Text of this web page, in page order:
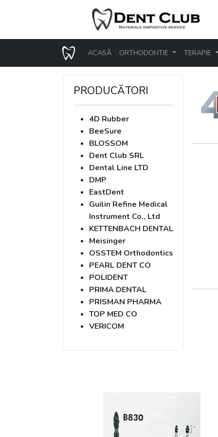
ACASĂ ORTHODONTIE TERAPIE
PRODUCĂTORI
4D Rubber
BeeSure
BLOSSOM
Dent Club SRL
Dental Line LTD
DMP
EastDent
Guilin Refine Medical
Instrument Co., Ltd
KETTENBACH DENTAL
Meisinger
OSSTEM Orthodontics
PEARL DENT CO
POLIDENT
PRIMA DENTAL
PRISMAN PHARMA
TOP MED CO
VERICOM